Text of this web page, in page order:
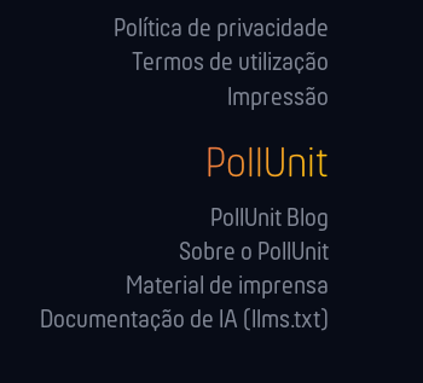
Política de privacidade
Termos de utilização
Impressão
PollUnit
PollUnit Blog
Sobre o PollUnit
Material de imprensa
Documentação de IA (llms.txt)